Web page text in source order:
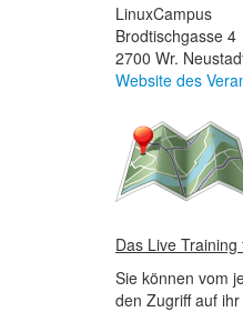
LinuxCampus
Brodtischgasse 4
2700 Wr.
Website des
Das Live
Sie können vom
den Zugriff auf